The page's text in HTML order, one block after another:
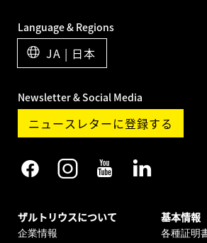
ザルトリウスについて
企業情報
基本情報
各種証明
Language & Regions
JA | 日本
Newsletter & Social Media
ニュースレターに登録する